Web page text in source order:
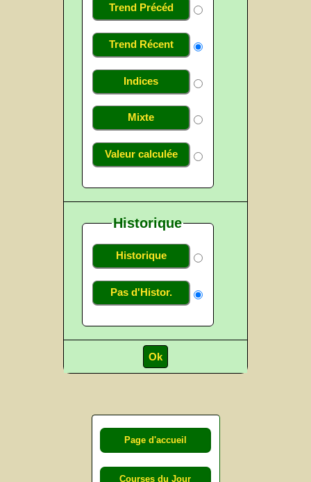
Trend Précéd
Trend Récent
Indices
Mixte
Valeur calculée
Historique
Historique
Pas d'Histor.
Page d'accueil
Courses du Jour